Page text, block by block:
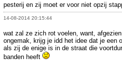
pesterij en zij moet er voor niet opzij
14-08-2014 20:15:44
wat zal ze zich rot voelen, want,
ongemak, krijg je idd het idee dat je een
als zij de enige is in de straat die
banden heeft